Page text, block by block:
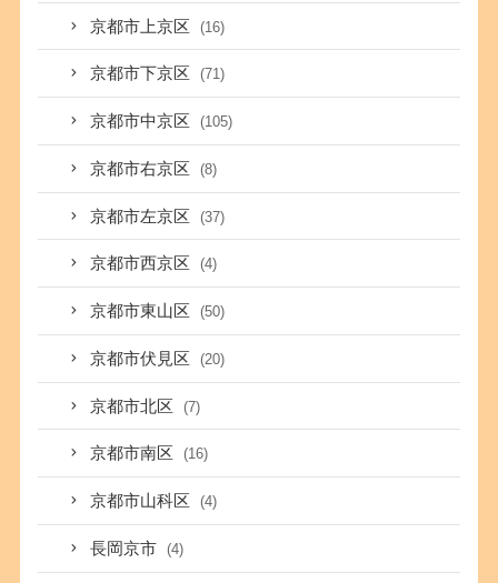
京都市上京区 (16)
京都市下京区 (71)
京都市中京区 (105)
京都市右京区 (8)
京都市左京区 (37)
京都市西京区 (4)
京都市東山区 (50)
京都市伏見区 (20)
京都市北区 (7)
京都市南区 (16)
京都市山科区 (4)
長岡京市 (4)